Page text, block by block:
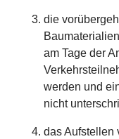
die
am Tage der
werden und
nicht
das Aufstellen